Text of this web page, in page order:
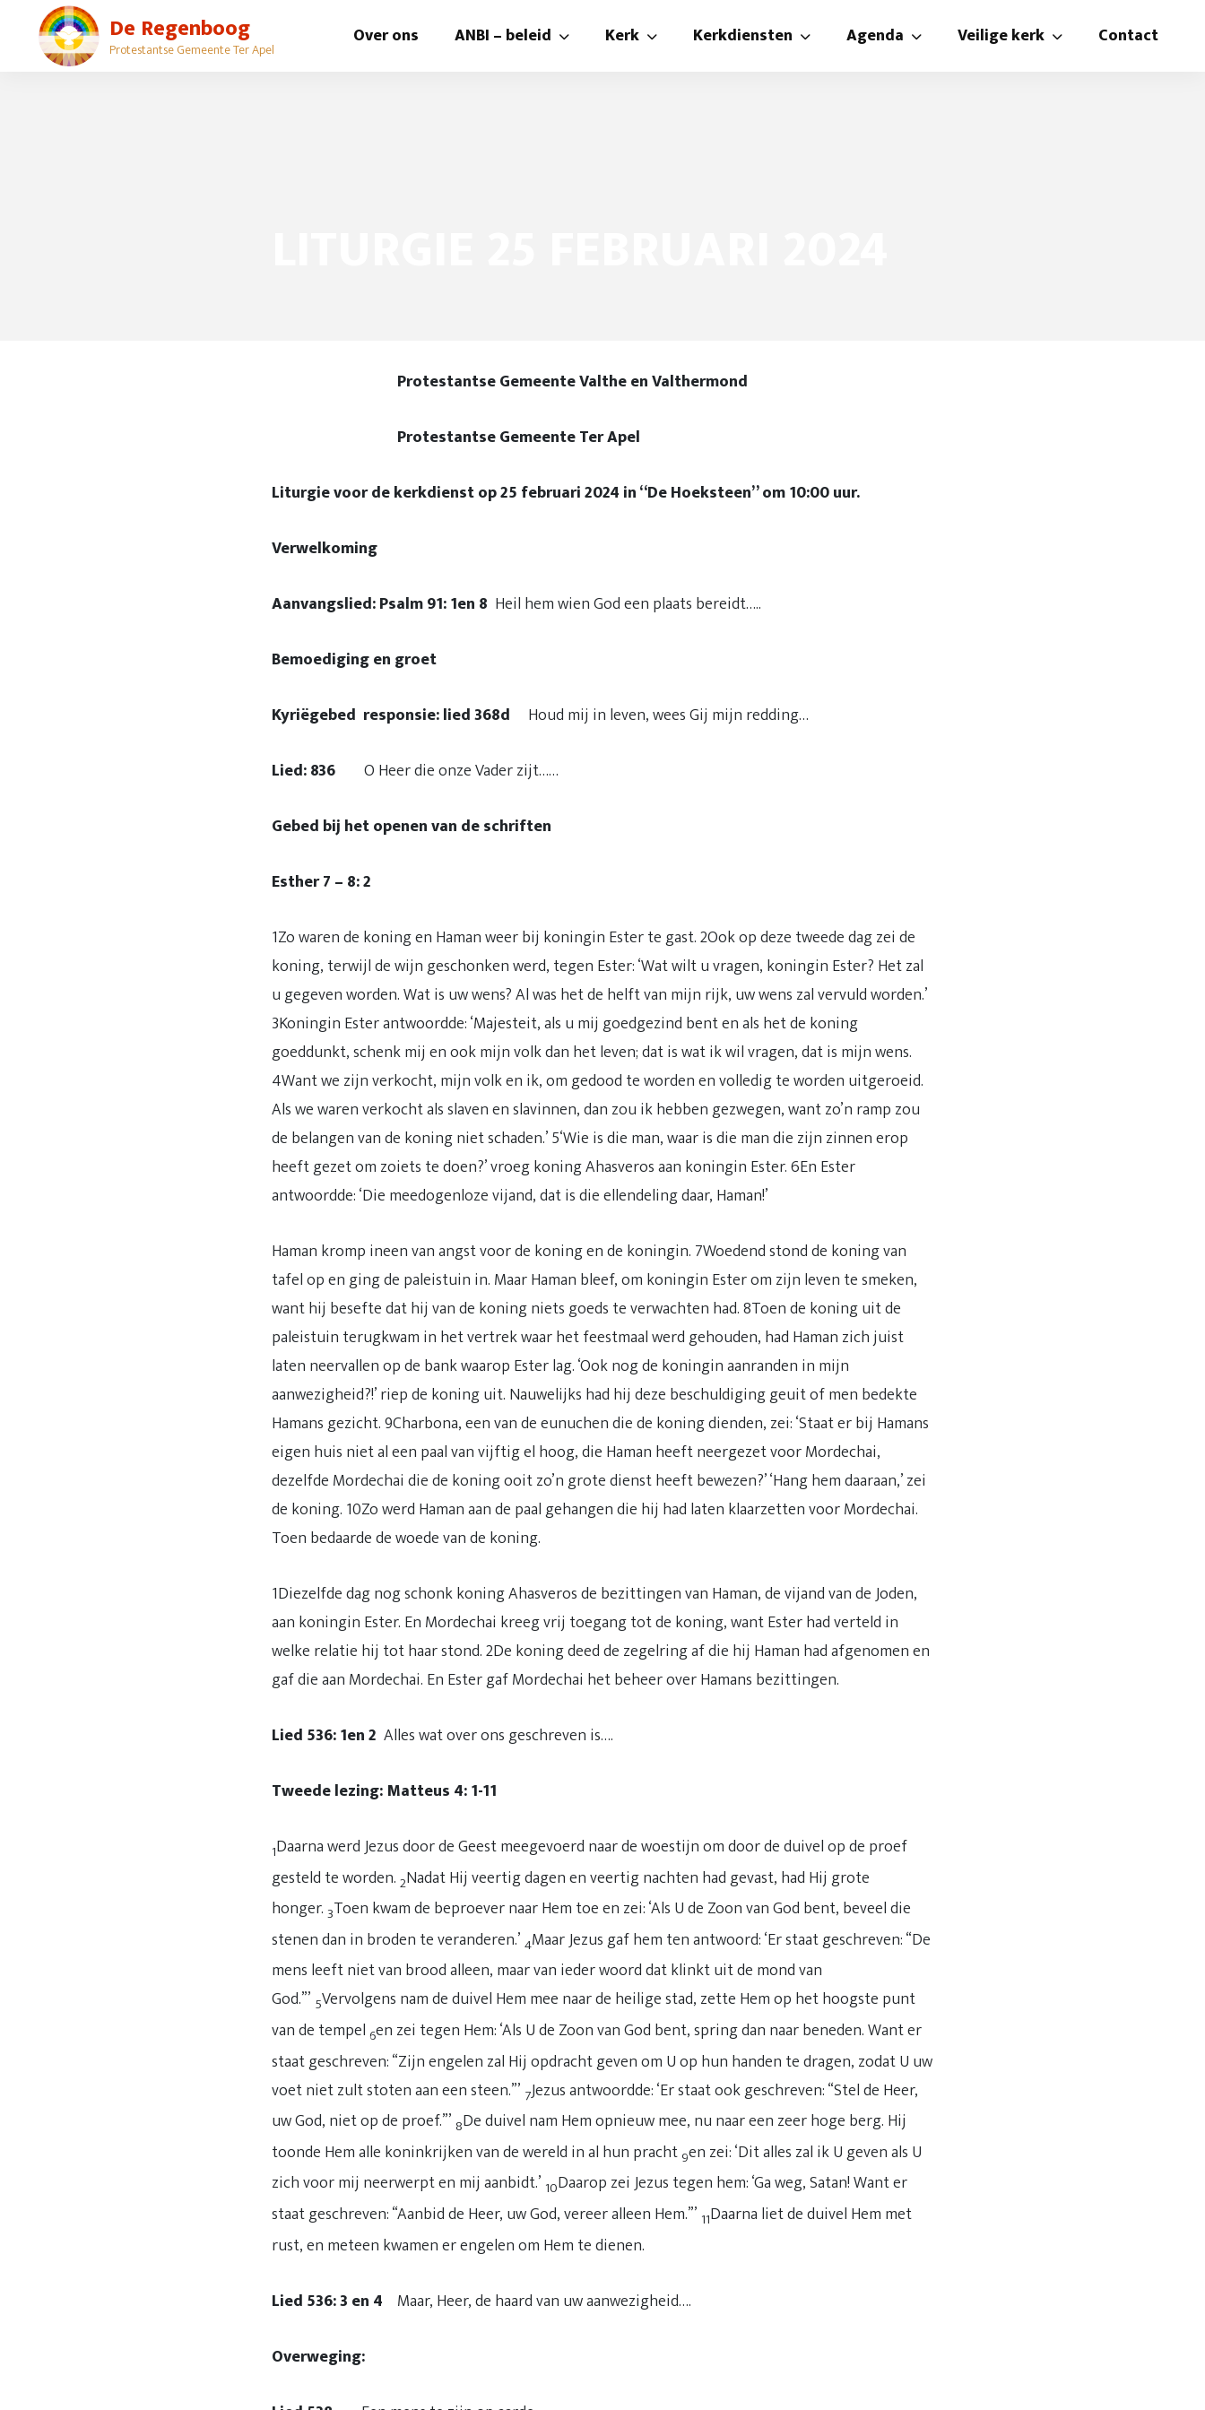
De Regenboog
Protestantse Gemeente Ter Apel
Over ons ANBI – beleid Kerk Kerkdiensten Agenda Veilige kerk Contact
Protestantse Gemeente Valthe en Valthermond
Protestantse Gemeente Ter Apel
Liturgie voor de kerkdienst op 25 februari 2024 in “De Hoeksteen” om 10:00 uur.
Verwelkoming
Aanvangslied: Psalm 91: 1en 8 Heil hem wien God een plaats bereidt…..
Bemoediging en groet
Kyriëgebed responsie: lied 368d Houd mij in leven, wees Gij mijn redding…
Lied: 836 O Heer die onze Vader zijt……
Gebed bij het openen van de schriften
Esther 7 – 8: 2
1Zo waren de koning en Haman weer bij koningin Ester te gast. 2Ook op deze tweede dag zei de
koning, terwijl de wijn geschonken werd, tegen Ester: ‘Wat wilt u vragen, koningin Ester? Het zal
u gegeven worden. Wat is uw wens? Al was het de helft van mijn rijk, uw wens zal vervuld worden.’
3Koningin Ester antwoordde: ‘Majesteit, als u mij goedgezind bent en als het de koning
goeddunkt, schenk mij en ook mijn volk dan het leven; dat is wat ik wil vragen, dat is mijn wens.
4Want we zijn verkocht, mijn volk en ik, om gedood te worden en volledig te worden uitgeroeid.
Als we waren verkocht als slaven en slavinnen, dan zou ik hebben gezwegen, want zo’n ramp zou
de belangen van de koning niet schaden.’ 5‘Wie is die man, waar is die man die zijn zinnen erop
heeft gezet om zoiets te doen?’ vroeg koning Ahasveros aan koningin Ester. 6En Ester
antwoordde: ‘Die meedogenloze vijand, dat is die ellendeling daar, Haman!’
Haman kromp ineen van angst voor de koning en de koningin. 7Woedend stond de koning van
tafel op en ging de paleistuin in. Maar Haman bleef, om koningin Ester om zijn leven te smeken,
want hij besefte dat hij van de koning niets goeds te verwachten had. 8Toen de koning uit de
paleistuin terugkwam in het vertrek waar het feestmaal werd gehouden, had Haman zich juist
laten neervallen op de bank waarop Ester lag. ‘Ook nog de koningin aanranden in mijn
aanwezigheid?!’ riep de koning uit. Nauwelijks had hij deze beschuldiging geuit of men bedekte
Hamans gezicht. 9Charbona, een van de eunuchen die de koning dienden, zei: ‘Staat er bij Hamans
eigen huis niet al een paal van vijftig el hoog, die Haman heeft neergezet voor Mordechai,
dezelfde Mordechai die de koning ooit zo’n grote dienst heeft bewezen?’ ‘Hang hem daaraan,’ zei
de koning. 10Zo werd Haman aan de paal gehangen die hij had laten klaarzetten voor Mordechai.
Toen bedaarde de woede van de koning.
1Diezelfde dag nog schonk koning Ahasveros de bezittingen van Haman, de vijand van de Joden,
aan koningin Ester. En Mordechai kreeg vrij toegang tot de koning, want Ester had verteld in
welke relatie hij tot haar stond. 2De koning deed de zegelring af die hij Haman had afgenomen en
gaf die aan Mordechai. En Ester gaf Mordechai het beheer over Hamans bezittingen.
Lied 536: 1en 2 Alles wat over ons geschreven is….
Tweede lezing: Matteus 4: 1-11
1Daarna werd Jezus door de Geest meegevoerd naar de woestijn om door de duivel op de proef
gesteld te worden. 2Nadat Hij veertig dagen en veertig nachten had gevast, had Hij grote
honger. 3Toen kwam de beproever naar Hem toe en zei: ‘Als U de Zoon van God bent, beveel die
stenen dan in broden te veranderen.’ 4Maar Jezus gaf hem ten antwoord: ‘Er staat geschreven: “De
mens leeft niet van brood alleen, maar van ieder woord dat klinkt uit de mond van
God.”’ 5Vervolgens nam de duivel Hem mee naar de heilige stad, zette Hem op het hoogste punt
van de tempel 6en zei tegen Hem: ‘Als U de Zoon van God bent, spring dan naar beneden. Want er
staat geschreven: “Zijn engelen zal Hij opdracht geven om U op hun handen te dragen, zodat U uw
voet niet zult stoten aan een steen.”’ 7Jezus antwoordde: ‘Er staat ook geschreven: “Stel de Heer,
uw God, niet op de proef.”’ 8De duivel nam Hem opnieuw mee, nu naar een zeer hoge berg. Hij
toonde Hem alle koninkrijken van de wereld in al hun pracht 9en zei: ‘Dit alles zal ik U geven als U
zich voor mij neerwerpt en mij aanbidt.’ 10Daarop zei Jezus tegen hem: ‘Ga weg, Satan! Want er
staat geschreven: “Aanbid de Heer, uw God, vereer alleen Hem.”’ 11Daarna liet de duivel Hem met
rust, en meteen kwamen er engelen om Hem te dienen.
Lied 536: 3 en 4 Maar, Heer, de haard van uw aanwezigheid….
Overweging: